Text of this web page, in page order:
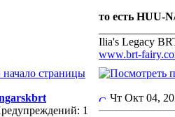
то есть HUU-
Ilia's Legacy
www.brt-
страницы
1
Чт Окт 04,